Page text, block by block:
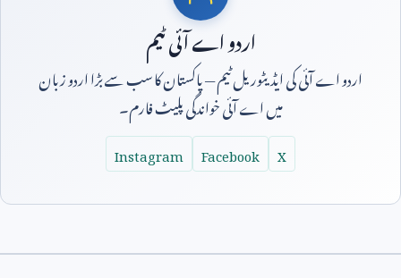
اردو اے آئی ٹیم
اردو اے آئی کی ایڈیٹوریل ٹیم — پاکستان کا سب سے بڑا اردو زبان
میں اے آئی خواندگی پلیٹ فارم۔
X
Facebook
Instagram